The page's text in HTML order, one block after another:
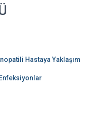
Hastaya Yaklaşım